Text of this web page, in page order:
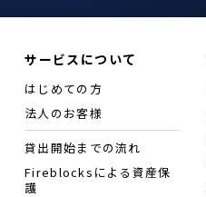
サービスについて
はじめての方
法人のお客様
貸出開始までの流れ
Fireblocksによる資産保
護